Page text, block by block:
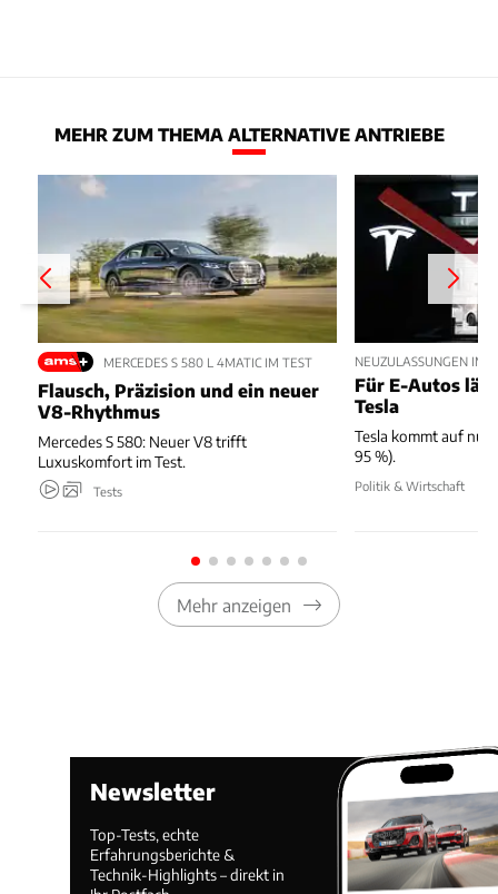
MEHR ZUM THEMA ALTERNATIVE ANTRIEBE
MERCEDES S 580 L 4MATIC IM TEST
Flausch, Präzision und ein neuer
V8-Rhythmus
Mercedes S 580: Neuer V8 trifft
Luxuskomfort im Test.
Tests
NEUZULASSUNGEN IM
Für E-Autos
Tesla
Tesla kommt auf nur
95 %).
Politik & Wirtschaft
Mehr anzeigen
Newsletter
Top-Tests, echte
Erfahrungsberichte &
Technik-Highlights – direkt in